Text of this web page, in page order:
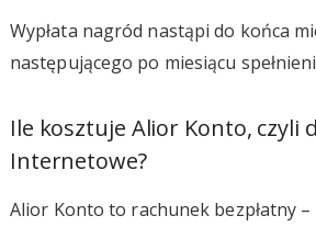
Wypłata nagród nastąpi do końca
następującego po miesiącu
Ile kosztuje Alior Konto, czyli
Internetowe?
Alior Konto to rachunek bezpłatny –